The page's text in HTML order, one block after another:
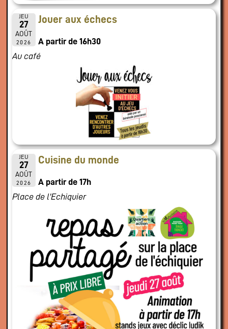
JEU
27
AOÛT
2026
Jouer aux échecs
A partir de 16h30
Au café
JEU
27
AOÛT
2026
Cuisine du monde
A partir de 17h
Place de l'Echiquier